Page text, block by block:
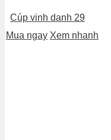
Cúp vinh danh 29
Mua ngay Xem nhanh